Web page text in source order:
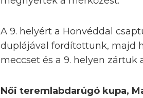
A 9. helyért a Honvéddal
duplájával fordítottunk, majd
meccset és a 9. helyen zártuk
Női teremlabdarúgó kupa,